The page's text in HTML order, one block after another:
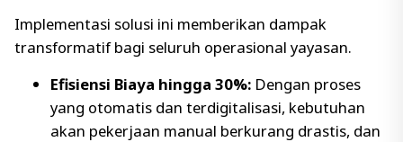
Implementasi solusi ini memberikan dampak
transformatif bagi seluruh operasional yayasan.
Efisiensi Biaya hingga 30%: Dengan proses
yang otomatis dan terdigitalisasi, kebutuhan
akan pekerjaan manual berkurang drastis, dan